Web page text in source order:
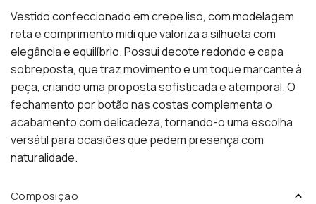
Vestido confeccionado em crepe liso, com modelagem
reta e comprimento midi que valoriza a silhueta com
elegância e equilíbrio. Possui decote redondo e capa
sobreposta, que traz movimento e um toque marcante à
peça, criando uma proposta sofisticada e atemporal. O
fechamento por botão nas costas complementa o
acabamento com delicadeza, tornando-o uma escolha
versátil para ocasiões que pedem presença com
naturalidade.
Composição